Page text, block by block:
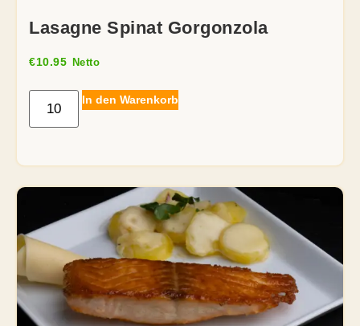
Lasagne Spinat Gorgonzola
€10.95 Netto
In den Warenkorb